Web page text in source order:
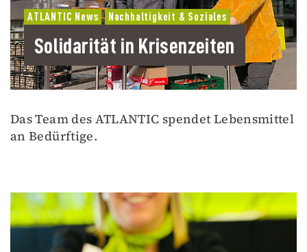
ATLANTIC News Nachhaltigkeit & Soziales
Solidarität in Krisenzeiten
Das Team des ATLANTIC spendet Lebensmittel
an Bedürftige.